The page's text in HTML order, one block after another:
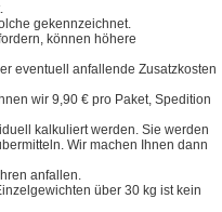
gekennzeichnet.
können höhere
eventuell anfallende Zusatzkosten
wir 9,90 € pro Paket, Spedition
kalkuliert werden. Sie werden
Wir machen Ihnen dann
anfallen.
über 30 kg ist kein